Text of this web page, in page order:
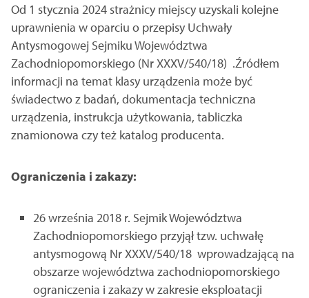
Od 1 stycznia 2024 strażnicy miejscy uzyskali kolejne
uprawnienia w oparciu o przepisy Uchwały
Antysmogowej Sejmiku Województwa
Zachodniopomorskiego (Nr XXXV/540/18) .Źródłem
informacji na temat klasy urządzenia może być
świadectwo z badań, dokumentacja techniczna
urządzenia, instrukcja użytkowania, tabliczka
znamionowa czy też katalog producenta.
Ograniczenia i zakazy:
26 września 2018 r. Sejmik Województwa
Zachodniopomorskiego przyjął tzw. uchwałę
antysmogową Nr XXXV/540/18 wprowadzającą na
obszarze województwa zachodniopomorskiego
ograniczenia i zakazy w zakresie eksploatacji